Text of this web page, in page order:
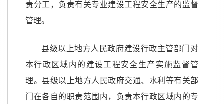
责分工，负责有关专业建设工程安全生产的监督
管理。
县级以上地方人民政府建设行政主管部门对
本行政区域内的建设工程安全生产实施监督管
理。县级以上地方人民政府交通、水利等有关部
门在各自的职责范围内，负责本行政区域内的专